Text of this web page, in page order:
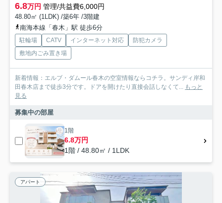
6.8万円 管理/共益費6,000円
48.80㎡ (1LDK) /築6年 /3階建
南海本線「春木」駅 徒歩6分
駐輪場 CATV インターネット対応
防犯カメラ
敷地内ごみ置き場
新着情報：エルブ・ダムール春木の空室情報ならコチラ。サンディ岸和
田春木店まで徒歩3分です。ドアを開けたり直接会話しなくて... もっと
見る
募集中の部屋
1階
6.8万円
1階 / 48.80㎡ / 1LDK
アパート